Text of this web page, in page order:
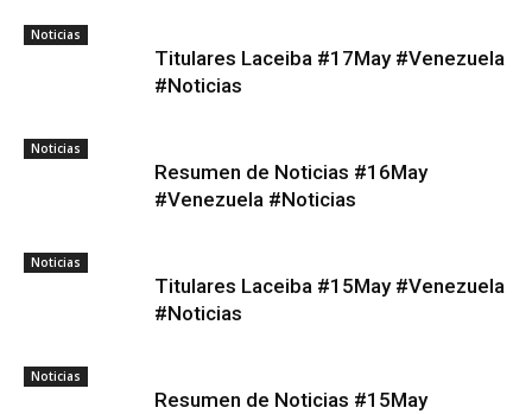
Noticias
Titulares Laceiba #17May #Venezuela
#Noticias
Noticias
Resumen de Noticias #16May
#Venezuela #Noticias
Noticias
Titulares Laceiba #15May #Venezuela
#Noticias
Noticias
Resumen de Noticias #15May